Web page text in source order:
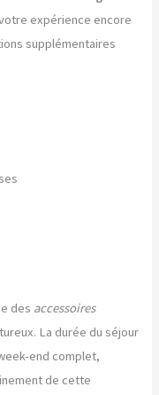
expérience encore
supplémentaires
des accessoires
La durée du séjour
end complet,
de cette